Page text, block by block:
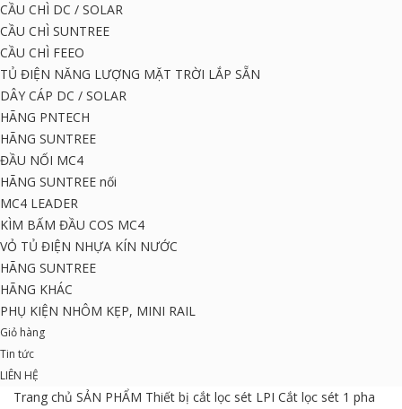
CẦU CHÌ DC / SOLAR
CẦU CHÌ SUNTREE
CẦU CHÌ FEEO
TỦ ĐIỆN NĂNG LƯỢNG MẶT TRỜI LẮP SẴN
DÂY CÁP DC / SOLAR
HÃNG PNTECH
HÃNG SUNTREE
ĐẦU NỐI MC4
HÃNG SUNTREE nối
MC4 LEADER
KÌM BẤM ĐẦU COS MC4
VỎ TỦ ĐIỆN NHỰA KÍN NƯỚC
HÃNG SUNTREE
HÃNG KHÁC
PHỤ KIỆN NHÔM KẸP, MINI RAIL
Giỏ hàng
Tin tức
LIÊN HỆ
Trang chủ SẢN PHẨM Thiết bị cắt lọc sét LPI Cắt lọc sét 1 pha